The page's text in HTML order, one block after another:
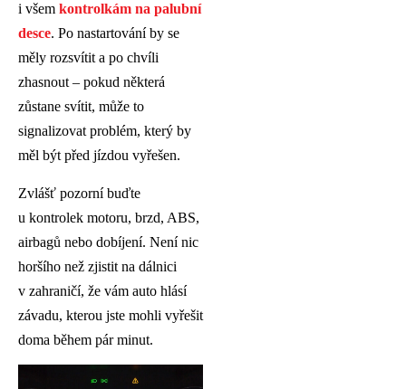
i všem kontrolkám na palubní
desce. Po nastartování by se
měly rozsvítit a po chvíli
zhasnout – pokud některá
zůstane svítit, může to
signalizovat problém, který by
měl být před jízdou vyřešen.
Zvlášť pozorní buďte
u kontrolek motoru, brzd, ABS,
airbagů nebo dobíjení. Není nic
horšího než zjistit na dálnici
v zahraničí, že vám auto hlásí
závadu, kterou jste mohli vyřešit
doma během pár minut.